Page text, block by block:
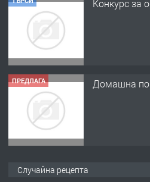
Конкурс за
ПРЕДЛАГА Домашна
Случайна рецепта